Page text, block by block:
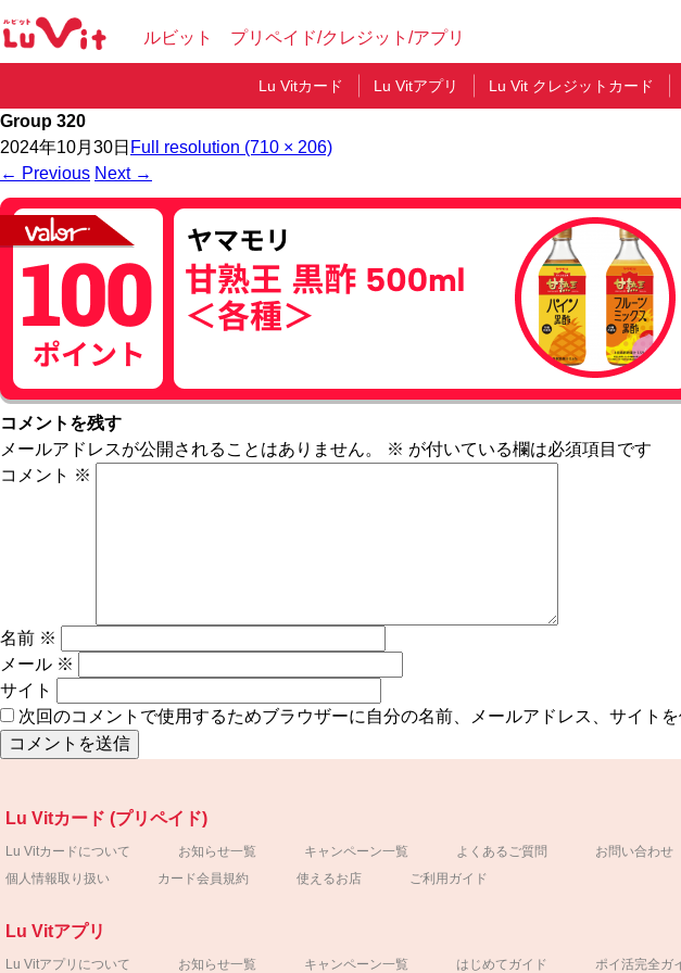
ルビット プリペイド/クレジット/アプリ
Lu Vitカード Lu Vitアプリ Lu Vit クレジットカード
Group 320
2024年10月30日 Full resolution (710 × 206)
← Previous Next →
コメントを残す
メールアドレスが公開されることはありません。
※ が付いている欄は必須項目です
コメント ※
名前 ※
メール ※
サイト
次回のコメントで使用するためブラウザーに自分の名前、メールアドレス、サイトを
Lu Vitカード (プリペイド)
Lu Vitカードについて お知らせ一覧 キャンペーン一覧 よくあるご質問 お問い合わせ
個人情報取り扱い
カード会員規約 使えるお店 ご利用ガイド
Lu Vitアプリ
Lu Vitアプリについて お知らせ一覧 キャンペーン一覧 はじめてガイド ポイ活完全ガ